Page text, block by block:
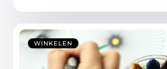
WINKELEN